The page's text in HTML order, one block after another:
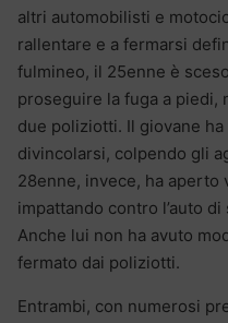
altri automobilisti e
rallentare e a fermarsi
fulmineo, il 25enne è
proseguire la fuga a piedi,
due poliziotti. Il giovane
divincolarsi, colpendo gli
28enne, invece, ha
impattando contro l’auto
Anche lui non ha avuto
fermato dai poliziotti.
Entrambi, con numerosi